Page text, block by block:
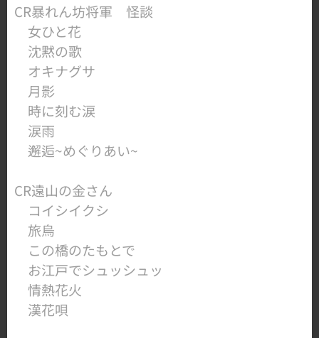
CR暴れん坊将軍 怪談
女ひと花
沈黙の歌
オキナグサ
月影
時に刻む涙
涙雨
​ 邂逅~めぐりあい~
​CR遠山の金さん
コイシイクシ
旅烏
この橋のたもとで
お江戸でシュッシュッ
情熱花火
​ 漢花唄